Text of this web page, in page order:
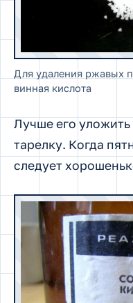
Для удаления ржавых
винная кислота
Лучше его уложить
тарелку. Когда
следует